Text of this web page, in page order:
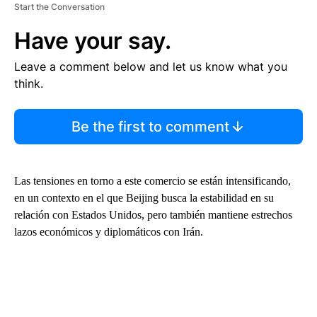
Start the Conversation
Have your say.
Leave a comment below and let us know what you
think.
Be the first to comment
Las tensiones en torno a este comercio se están intensificando,
en un contexto en el que Beijing busca la estabilidad en su
relación con Estados Unidos, pero también mantiene estrechos
lazos económicos y diplomáticos con Irán.